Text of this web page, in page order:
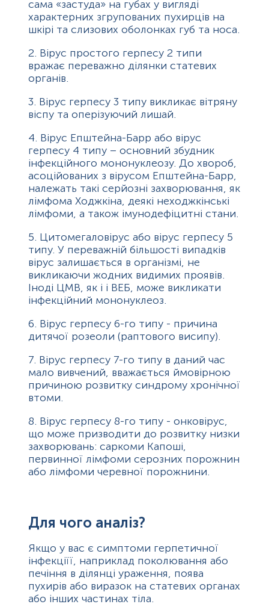
сама «застуда» на губах у вигляді
характерних згрупованих пухирців на
шкірі та слизових оболонках губ та носа.
2. Вірус простого герпесу 2 типи
вражає переважно ділянки статевих
органів.
3. Вірус герпесу 3 типу викликає вітряну
віспу та оперізуючий лишай.
4. Вірус Епштейна-Барр або вірус
герпесу 4 типу – основний збудник
інфекційного мононуклеозу. До хвороб,
асоційованих з вірусом Епштейна-Барр,
належать такі серйозні захворювання, як
лімфома Ходжкіна, деякі неходжкінські
лімфоми, а також імунодефіцитні стани.
5. Цитомегаловірус або вірус герпесу 5
типу. У переважній більшості випадків
вірус залишається в організмі, не
викликаючи жодних видимих проявів.
Іноді ЦМВ, як і і ВЕБ, може викликати
інфекційний мононуклеоз.
6. Вірус герпесу 6-го типу - причина
дитячої розеоли (раптового висипу).
7. Вірус герпесу 7-го типу в даний час
мало вивчений, вважається ймовірною
причиною розвитку синдрому хронічної
втоми.
8. Вірус герпесу 8-го типу - онковірус,
що може призводити до розвитку низки
захворювань: саркоми Капоші,
первинної лімфоми серозних порожнин
або лімфоми черевної порожнини.
Для чого аналіз?
Якщо у вас є симптоми герпетичної
інфекціїї, наприклад поколювання або
печіння в ділянці ураження, поява
пухирів або виразок на статевих органах
або інших частинах тіла.